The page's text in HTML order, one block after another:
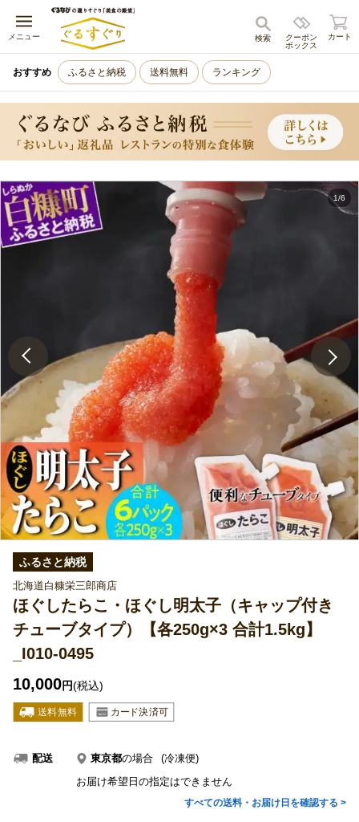
メニュー
キャンセル
クーポン
ボックス
検索 カート
おすすめ ふるさと納税 送料無料 ランキング
1/6
ふるさと納税
北海道白糠栄三郎商店
ほぐしたらこ・ほぐし明太子（キャップ付き
チューブタイプ）【各250g×3 合計1.5kg】
_I010-0495
10,000円(税込)
配送 東京都の場合
(冷凍便)
お届け希望日の指定はできません
すべての送料・お届け日を確認する >